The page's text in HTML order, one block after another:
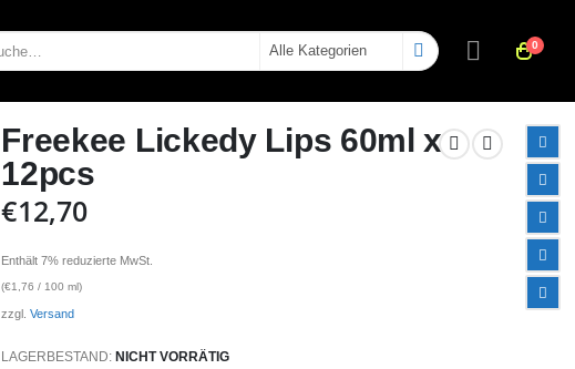
0
Freekee Lickedy Lips 60ml x
12pcs
€12,70
Enthält 7% reduzierte MwSt.
(€1,76 / 100 ml)
zzgl.Versand
LAGERBESTAND:NICHT VORRÄTIG